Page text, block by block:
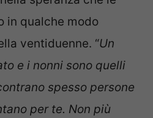
in qualche modo
ventiduenne. “Un
e i nonni sono quelli
spesso persone
per te. Non più